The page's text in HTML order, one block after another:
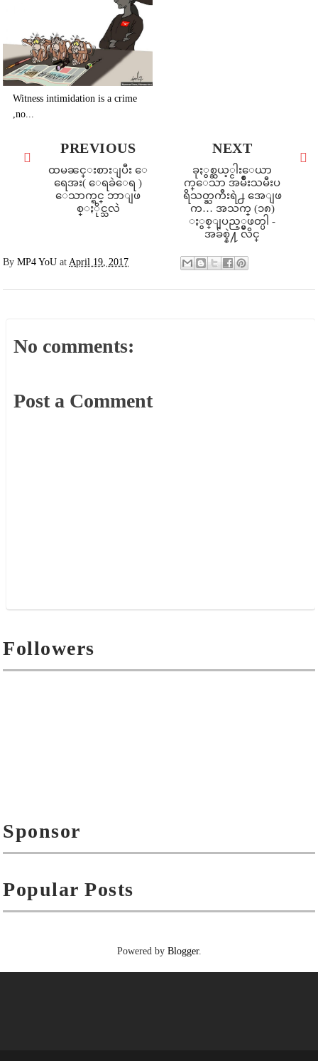
Witness intimidation is a crime
,no...
NEXT
ခုႏွစ္ဆယ့္ငါးေယာ
က္ေသာ အမ်ိဳးသမီးပ
ရိသတ္ႀကီးရဲ႕ အေျဖ
က… အသက္ (၁၈)
ႏွစ္ျပည့္မွဖတ္ပါ -
အခ်စ္နဲ႔ လိင္
PREVIOUS
ထမၼင္းစားျပီး ေ
ရေအး( ေရခဲေရ )
ေသာက္ရင္ ဘာျဖ
စ္ႏိုင္သလဲ
ByMP4 YoU atApril 19, 2017
No comments:
Post a Comment
Followers
Sponsor
Popular Posts
Powered by Blogger.